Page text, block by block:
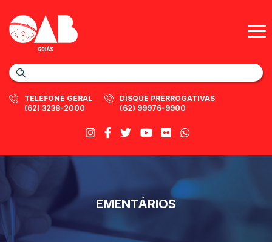
TELEFONE GERAL
(62) 3238-2000
DISQUE PRERROGATIVAS
(62) 99976-9900
EMENTÁRIOS